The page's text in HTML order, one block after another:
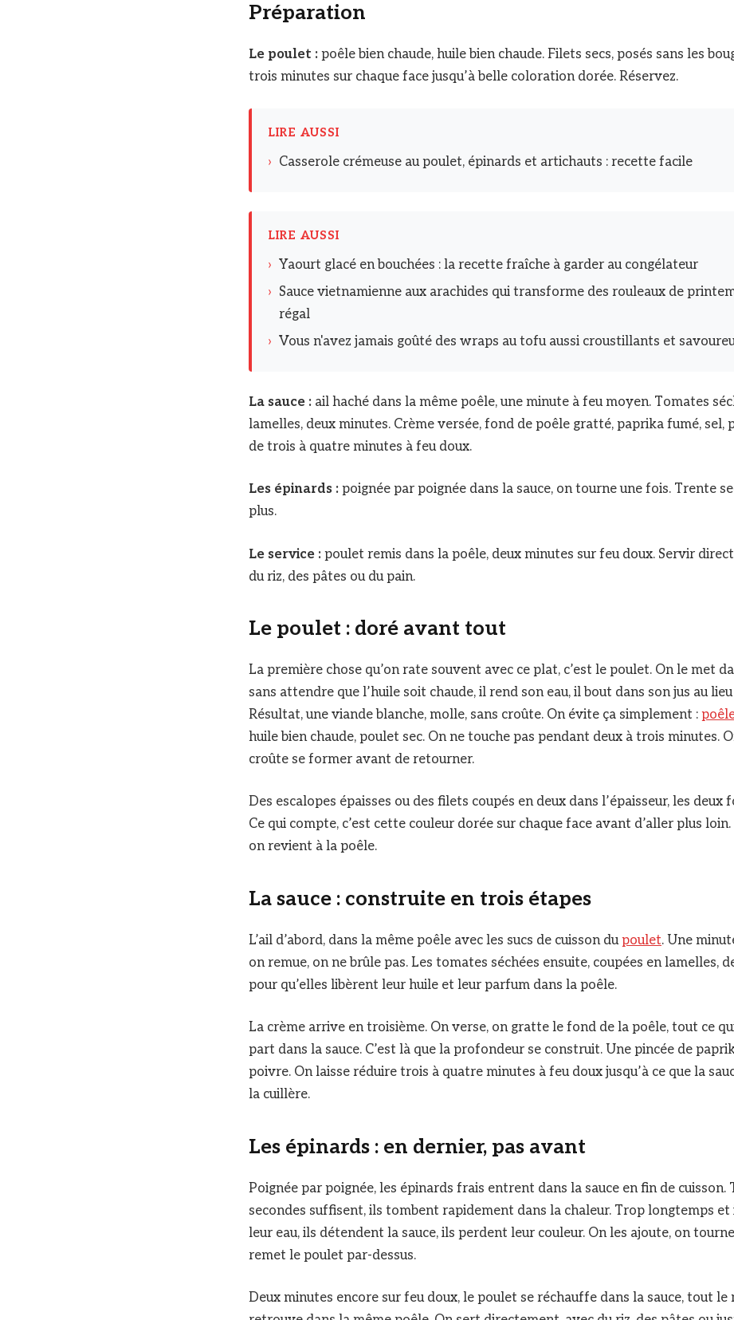
Préparation
Le poulet : poêle bien chaude, huile bien chaude. Filets secs, posés sans les
trois minutes sur chaque face jusqu’à belle coloration dorée. Réservez.
LIRE AUSSI
› Casserole crémeuse au poulet, épinards et artichauts : recette facile
LIRE AUSSI
› Yaourt glacé en bouchées : la recette fraîche à garder au congélateur
› Sauce vietnamienne aux arachides qui transforme des rouleaux de
régal
› Vous n'avez jamais goûté des wraps au tofu aussi croustillants et
La sauce : ail haché dans la même poêle, une minute à feu moyen. Tomates
lamelles, deux minutes. Crème versée, fond de poêle gratté, paprika fumé, sel,
de trois à quatre minutes à feu doux.
Les épinards : poignée par poignée dans la sauce, on tourne une fois. Trente
plus.
Le service : poulet remis dans la poêle, deux minutes sur feu doux. Servir
du riz, des pâtes ou du pain.
Le poulet : doré avant tout
La première chose qu’on rate souvent avec ce plat, c’est le poulet. On le met
sans attendre que l’huile soit chaude, il rend son eau, il bout dans son jus au
Résultat, une viande blanche, molle, sans croûte. On évite ça simplement :
huile bien chaude, poulet sec. On ne touche pas pendant deux à trois minutes.
croûte se former avant de retourner.
Des escalopes épaisses ou des filets coupés en deux dans l’épaisseur, les deux
Ce qui compte, c’est cette couleur dorée sur chaque face avant d’aller plus
on revient à la poêle.
La sauce : construite en trois étapes
L’ail d’abord, dans la même poêle avec les sucs de cuisson dupoulet. Une
on remue, on ne brûle pas. Les tomates séchées ensuite, coupées en lamelles,
pour qu’elles libèrent leur huile et leur parfum dans la poêle.
La crème arrive en troisième. On verse, on gratte le fond de la poêle, tout ce
part dans la sauce. C’est là que la profondeur se construit. Une pincée de
poivre. On laisse réduire trois à quatre minutes à feu doux jusqu’à ce que la
la cuillère.
Les épinards : en dernier, pas avant
Poignée par poignée, les épinards frais entrent dans la sauce en fin de cuisson.
secondes suffisent, ils tombent rapidement dans la chaleur. Trop longtemps
leur eau, ils détendent la sauce, ils perdent leur couleur. On les ajoute, on
remet le poulet par-dessus.
Deux minutes encore sur feu doux, le poulet se réchauffe dans la sauce, tout le